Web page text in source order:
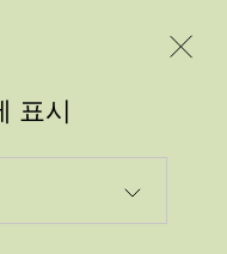
표시